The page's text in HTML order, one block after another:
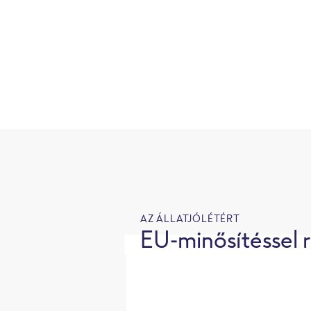
AZ ÁLLATJÓLÉTÉRT
EU-minősítéssel